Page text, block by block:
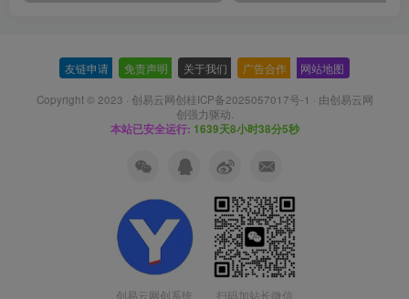
友链申请 免责声明 关于我们 广告合作 网站地图
Copyright © 2023 · 创易云网创桂ICP备2025057017号-1 · 由创易云网
创强力驱动.
本站已安全运行: 1639天8小时38分6秒
创易云网创系统 扫码加站长微信